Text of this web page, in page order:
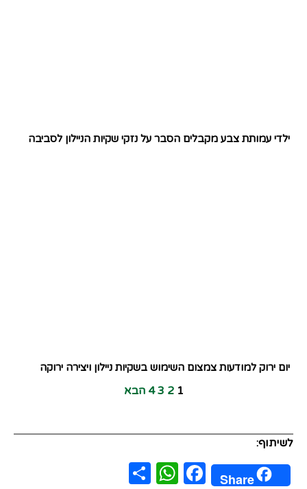
ילדי עמותת צבע מקבלים הסבר על נזקי שקיות הניילון לסביבה
יום ירוק למודעות צמצום השימוש בשקיות ניילון ויצירה ירוקה
1
2
3
4 הבא
לשיתוף:
Share
Facebook
WhatsApp
Share